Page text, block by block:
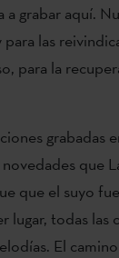
a grabar aquí.
las
para la
grabadas
que
que el suyo
lugar, todas
El